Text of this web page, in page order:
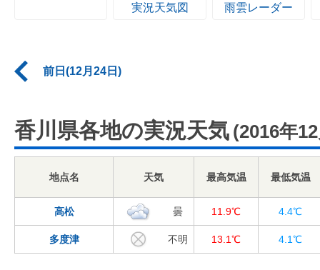
実況天気図
雨雲レーダー
前日(12月24日)
香川県各地の実況天気 (2016年
地点名 天気 最高気温 最低気温
高松 曇 11.9℃ 4.4℃
多度津 不明 13.1℃ 4.1℃